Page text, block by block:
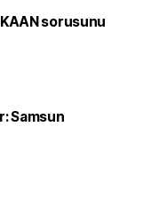
sorusunu
Samsun